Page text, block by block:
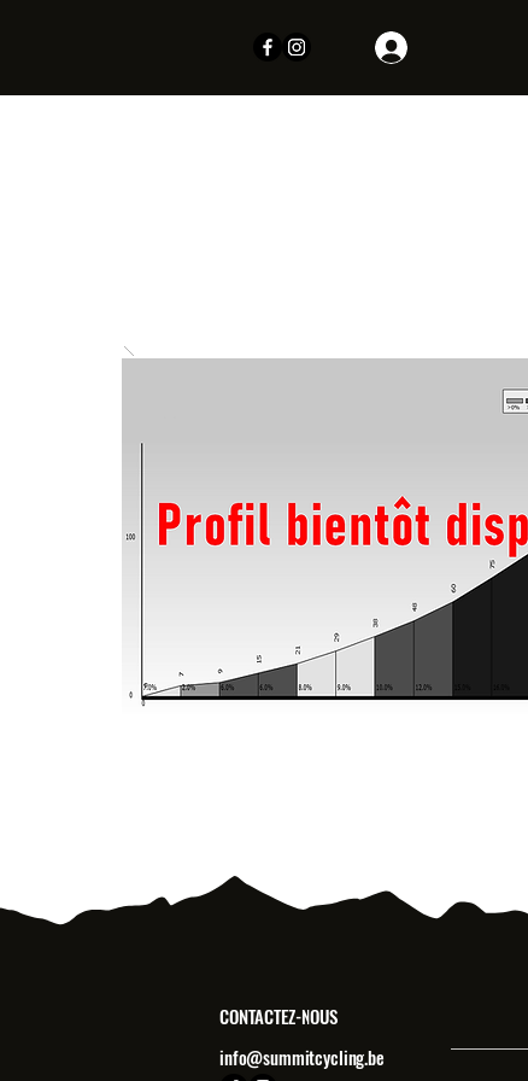
CONTACTEZ-NOUS
info@summitcycling.be